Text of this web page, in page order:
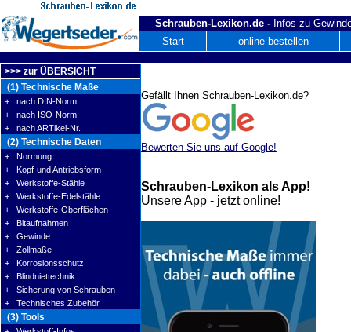
Schrauben-Lexikon.de - Infos zu
Start
online bestellen
>>> zur ÜBERSICHT
(1) Technische Maße
+ nach DIN-Norm
+ nach ISO-Norm
+ nach ARTikel-Nr.
(2) Technische Daten
+ Normung
+ Kopf-und Antriebsform
+ Werkstoffe-Stähle
+ Werkstoffe-Edelstähle
+ Werkstoffe-Oberflächen
+ Bitaufnahmen
+ Gewinde
+ Zollmaße
+ Korrosionsschutz
+ Blindniettechnik
+ Sicherung von Schrauben
+ Technisches Zubehör
(3) Tools
Gefällt Ihnen Schrauben-Lexikon.de?
Bewerten Sie uns auf Google!
Schrauben-Lexikon als App!
Unsere App - jetzt online!